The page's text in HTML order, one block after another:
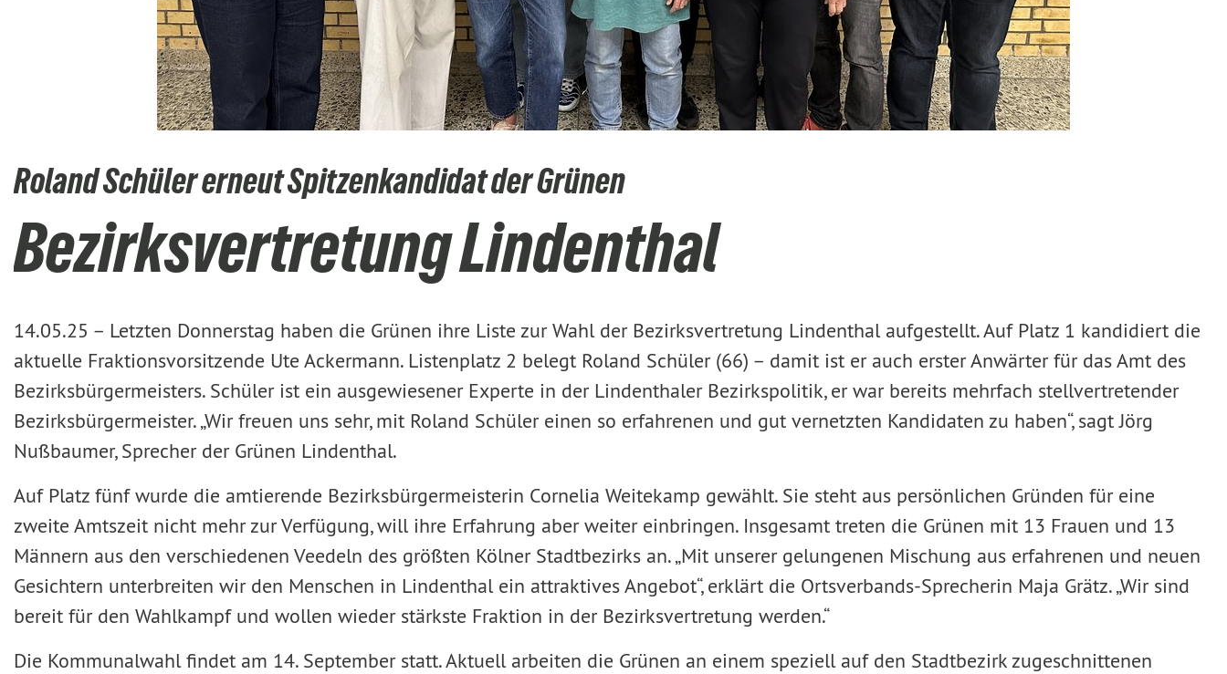
Roland Schüler erneut Spitzenkandidat der Grünen
Bezirksvertretung Lindenthal
14.05.25 – Letzten Donnerstag haben die Grünen ihre Liste zur Wahl der Bezirksvertretung Lindenthal aufgestellt. Auf Platz 1 kandidiert die
aktuelle Fraktionsvorsitzende Ute Ackermann. Listenplatz 2 belegt Roland Schüler (66) – damit ist er auch erster Anwärter für das Amt des
Bezirksbürgermeisters. Schüler ist ein ausgewiesener Experte in der Lindenthaler Bezirkspolitik, er war bereits mehrfach stellvertretender
Bezirksbürgermeister. „Wir freuen uns sehr, mit Roland Schüler einen so erfahrenen und gut vernetzten Kandidaten zu haben“, sagt Jörg
Nußbaumer, Sprecher der Grünen Lindenthal.
Auf Platz fünf wurde die amtierende Bezirksbürgermeisterin Cornelia Weitekamp gewählt. Sie steht aus persönlichen Gründen für eine
zweite Amtszeit nicht mehr zur Verfügung, will ihre Erfahrung aber weiter einbringen. Insgesamt treten die Grünen mit 13 Frauen und 13
Männern aus den verschiedenen Veedeln des größten Kölner Stadtbezirks an. „Mit unserer gelungenen Mischung aus erfahrenen und neuen
Gesichtern unterbreiten wir den Menschen in Lindenthal ein attraktives Angebot“, erklärt die Ortsverbands-Sprecherin Maja Grätz. „Wir sind
bereit für den Wahlkampf und wollen wieder stärkste Fraktion in der Bezirksvertretung werden.“
Die Kommunalwahl findet am 14. September statt. Aktuell arbeiten die Grünen an einem speziell auf den Stadtbezirk zugeschnittenen